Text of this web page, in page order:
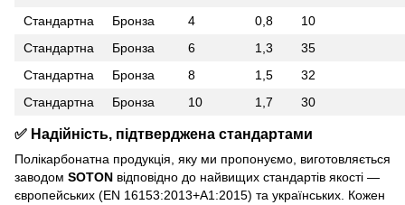
Стандартна Бронза 4 0,8
10
Стандартна
Бронза 6 1,3
35
Стандартна
Бронза 8 1,5
32
Стандартна
Бронза 10 1,7 30
✅ Надійність, підтверджена стандартами
Полікарбонатна продукція, яку ми пропонуємо, виготовляється
заводом SOTON відповідно до найвищих стандартів якості —
європейських (EN 16153:2013+A1:2015) та українських. Кожен